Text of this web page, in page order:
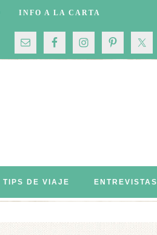
INFO A LA CARTA
TIPS DE VIAJE ENTREVISTAS